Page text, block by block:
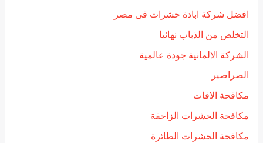
افضل شركة ابادة حشرات فى مصر
التخلص من الذباب نهائيا
الشركة الالمانية جودة عالمية
الصراصير
مكافحة الافات
مكافحة الحشرات الزاحفة
مكافحة الحشرات الطائرة